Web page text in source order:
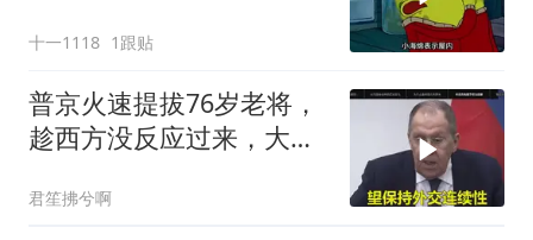
十一1118 1跟贴
普京火速提拔76岁老将，
趁西方没反应过来，大鹅
君笙拂兮啊